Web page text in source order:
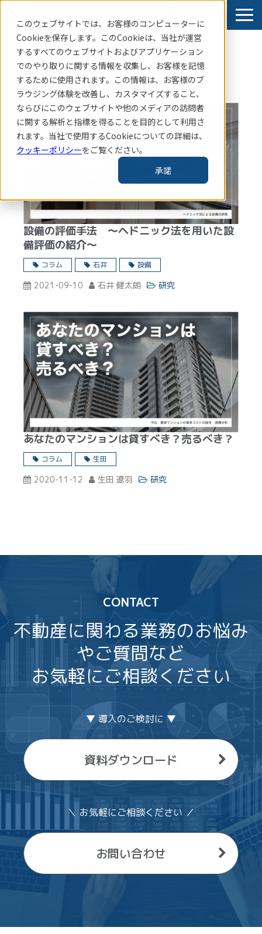
このウェブサイトでは、お客様のコンピューターに
Cookieを保存します。このCookieは、当社が運営
するすべてのウェブサイトおよびアプリケーション
でのやり取りに関する情報を収集し、お客様を記憶
するために使用されます。この情報は、お客様のブ
ラウジング体験を改善し、カスタマイズすること、
ならびにこのウェブサイトや他のメディアの訪問者
に関する解析と指標を得ることを目的として利用さ
れます。当社で使用するCookieについての詳細は、
クッキーポリシーをご覧ください。
承諾
賃貸住宅指標はこちら
サービス
導入事例
お知らせ
コラム・レポート
企業情報
TAS-MAP新規会員登録
設備の評価手法 ～ヘドニック法を用いた設
備評価の紹介～
コラム 石井 設備
2021-09-10 石井 健太朗 研究
あなたのマンションは貸すべき？売るべき？
コラム 生田
2020-11-12 生田 遼羽 研究
CONTACT
不動産に関わる業務のお悩み
やご質問など
お気軽にご相談ください
▼ 導入のご検討に ▼
資料ダウンロード
＼ お気軽にご相談ください ／
お問い合わせ